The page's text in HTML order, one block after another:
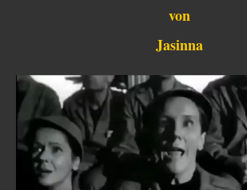
Außerirdische?
Vergangenheit
Zeitgeschichte
von
Jasinna